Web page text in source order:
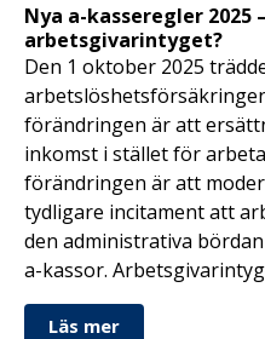
Nya a-kasseregler
arbetsgivarintyget?
Den 1 oktober 2025
förändringen är att
inkomst i stället för
förändringen är att
tydligare incitament att
den administrativa
a-kassor.
Läs mer